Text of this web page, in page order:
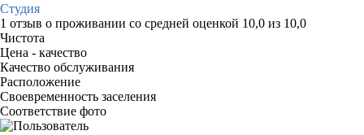
Студия
1 отзыв о проживании со средней оценкой 10,0 из 10,0
Чистота
Цена - качество
Качество обслуживания
Расположение
Своевременность заселения
Соответствие фото